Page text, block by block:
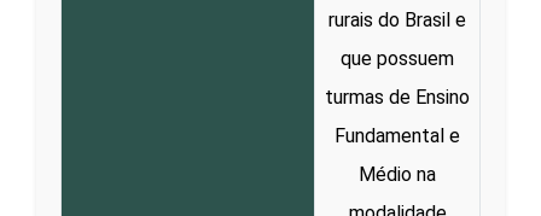
rurais do Brasil e
que possuem
turmas de Ensino
Fundamental e
Médio na